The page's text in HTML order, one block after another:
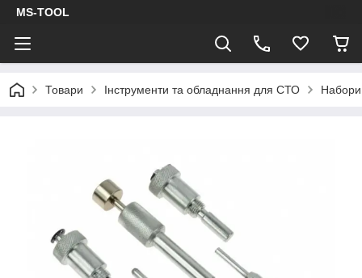
MS-TOOL
Товари Інструменти та обладнання для СТО Набори